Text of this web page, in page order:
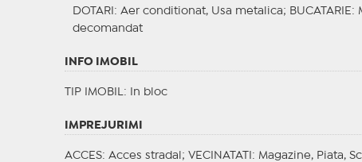
DOTARI : Aer conditionat, Usa metalica; BUCATARIE :
decomandat
INFO IMOBIL
TIP IMOBIL : In bloc
IMPREJURIMI
ACCES: Acces stradal; VECINATATI : Magazine, Piata,